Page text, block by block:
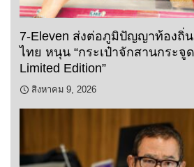
7-Eleven ส่งต่อภูมิปัญญาท้องถิ่
ไทย หนุน “กระเป๋าจักสานกระจู
Limited Edition”
สิงหาคม 9, 2026